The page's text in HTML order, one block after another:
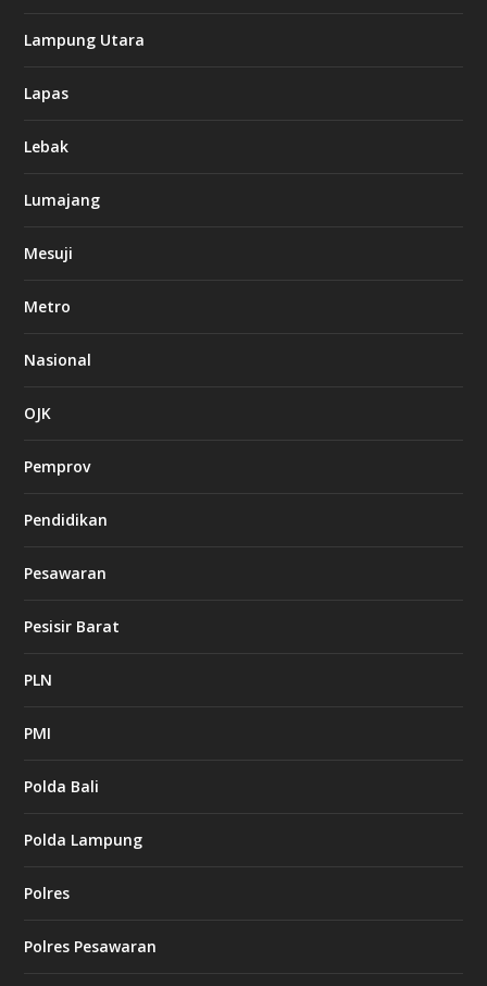
Lampung Utara
Lapas
Lebak
Lumajang
Mesuji
Metro
Nasional
OJK
Pemprov
Pendidikan
Pesawaran
Pesisir Barat
PLN
PMI
Polda Bali
Polda Lampung
Polres
Polres Pesawaran